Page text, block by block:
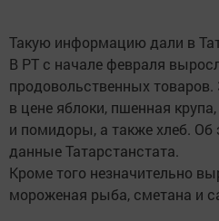
Такую информацию дали в
В РТ с начале февраля
продовольственных
в цене яблоки, пшенная
и помидоры, а также хлеб. Об
данные Татарстанстата.
Кроме того незначительно
мороженая рыба, сметана и